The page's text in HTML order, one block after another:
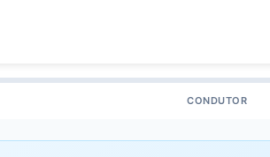
CONDUTOR